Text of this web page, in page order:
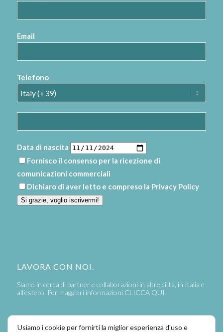
Email
Telefono
Data di nascita
Fornisco il consenso per la ricezione di
comunicazioni commerciali
Dichiaro di aver letto e compreso la Privacy Policy
Si grazie, voglio iscrivermi!
LAVORA CON NOI.
Siamo in cerca di partner e collaborazioni in altre città, in Italia e
all’estero. Per maggiori informazioni CLICCA QUI
Usiamo i cookie per fornirti la miglior esperienza d'uso e